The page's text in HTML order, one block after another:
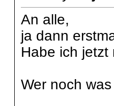
An alle,
ja dann
Habe ich jetzt
Wer noch